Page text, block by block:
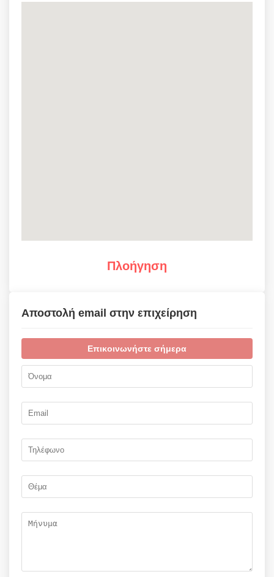
Πλοήγηση
Αποστολή email στην επιχείρηση
Επικοινωνήστε σήμερα